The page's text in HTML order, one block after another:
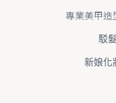
專業美甲造
駁
新娘化